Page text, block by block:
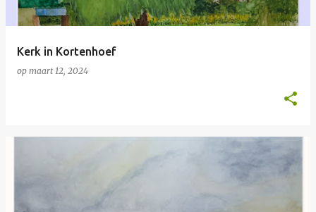
Kerk in Kortenhoef
op maart 12, 2024